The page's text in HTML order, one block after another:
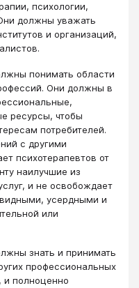
психологии,
должны уважать
и организаций,
понимать области
Они должны в
ресурсы, чтобы
потребителей.
с другими
психотерапевтов от
наилучшие из
и не освобождает
усердными и
или
знать и принимать
профессиональных
и полноценно